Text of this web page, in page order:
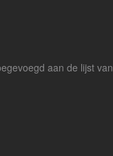
aan de lijst van